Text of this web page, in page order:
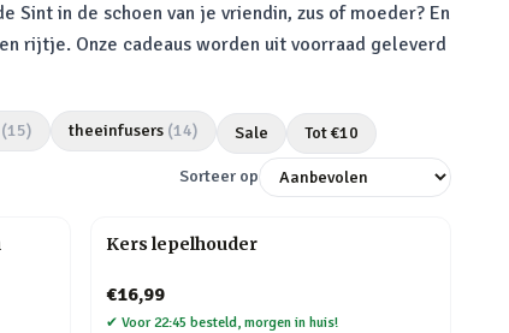
in de schoen van je vriendin, zus of moeder? En
rijtje. Onze cadeaus worden uit voorraad geleverd
(15) theeinfusers (14) Sale Tot €10
Sorteer op
Kers lepelhouder
€16,99
✔ Voor 22:45 besteld, morgen in huis!